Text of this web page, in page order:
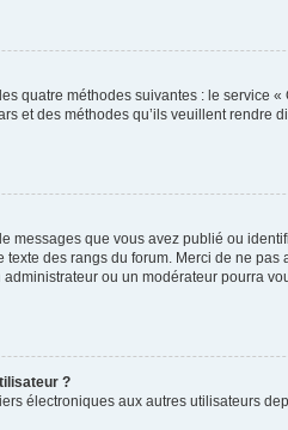
quatre méthodes suivantes : le service
et des méthodes qu’ils veuillent rendre
messages que vous avez publié ou
des rangs du forum. Merci de ne
ou un modérateur pourra
?
électroniques aux autres utilisateurs